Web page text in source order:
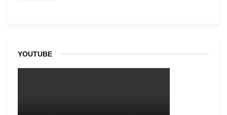
YOUTUBE